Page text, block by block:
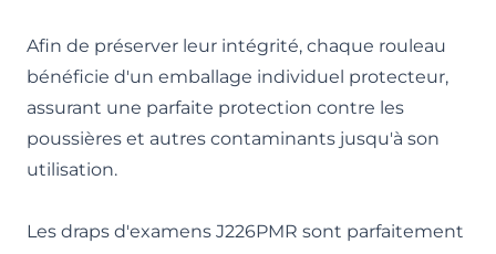
Afin de préserver leur intégrité, chaque rouleau
bénéficie d'un emballage individuel protecteur,
assurant une parfaite protection contre les
poussières et autres contaminants jusqu'à son
utilisation.
Les draps d'examens J226PMR sont parfaitement